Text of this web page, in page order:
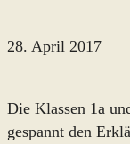
28. April 2017
Die Klassen 1a
gespannt den